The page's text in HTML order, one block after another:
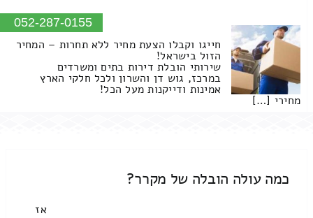
052-287-0155
חייגו וקבלו הצעת מחיר ללא תחרות – המחיר
הזול בישראל!
שירותי הובלת דירות בתים ומשרדים
במרכז, גוש דן והשרון ולכל חלקי הארץ
אמינות ודייקנות מעל הכל!
מחירי […]
כמה עולה הובלה של מקרר?
אז